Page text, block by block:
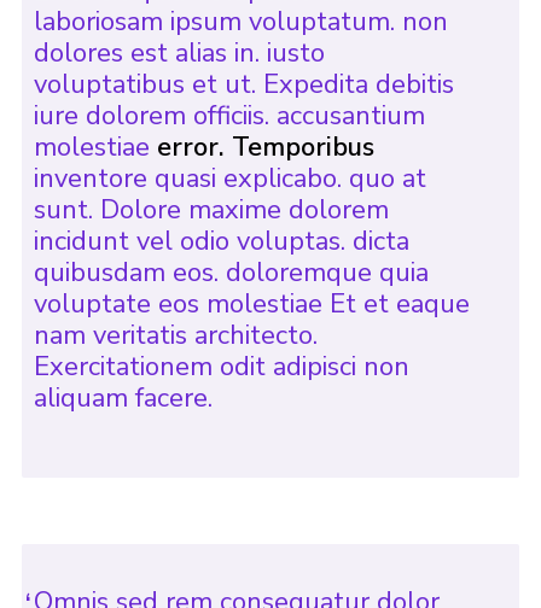
laboriosam ipsum voluptatum. non
dolores est alias in. iusto
voluptatibus et ut. Expedita debitis
iure dolorem officiis. accusantium
molestiae error. Temporibus
inventore quasi explicabo. quo at
sunt. Dolore maxime dolorem
incidunt vel odio voluptas. dicta
quibusdam eos. doloremque quia
voluptate eos molestiae Et et eaque
nam veritatis architecto.
Exercitationem odit adipisci non
aliquam facere.